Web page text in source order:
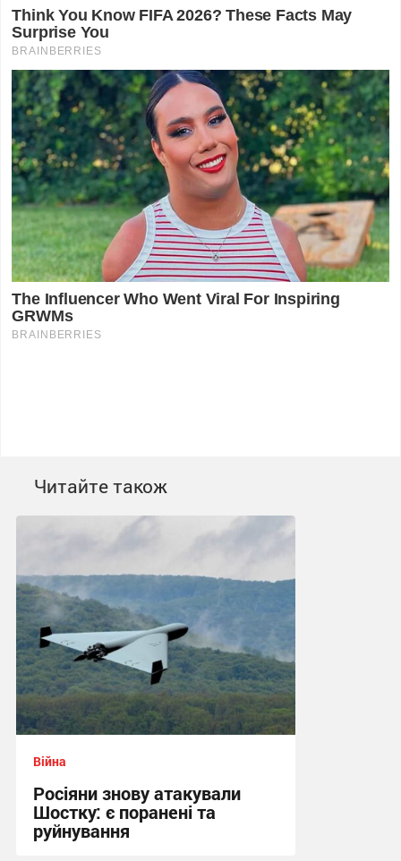
Читайте також
Війна
Росіяни знову атакували
Шостку: є поранені та
руйнування